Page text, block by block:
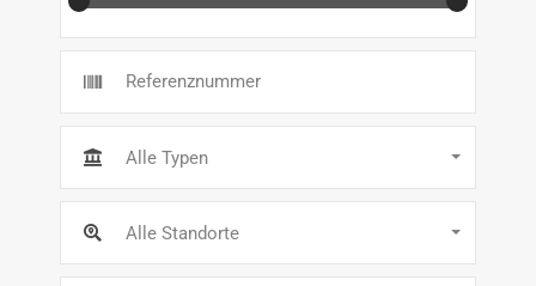
Alle Typen
Alle Standorte